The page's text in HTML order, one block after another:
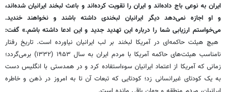
ایران به نوعی باج داده‌اند و ایران را تقویت کرده‌اند و باعث لبخند ایرانیان شده‌اند،
و او اجازه نمی‌دهد دیگر ایرانیان لبخندی داشته باشند و نخواهند خندید.
می‌خواستم ارزیابی شما را درباره این تهدید جدید و این ادعا داشته باشم.» گفت:
هیچ هیئت حاکمه‌ای در آمریکا لبخند بر لب ایرانیان نیاورده است. تاریخ رفتار
نامناسب هیئت‌های حاکمه آمریکا با مردم ایران به سال ۱۹۵۳ (۱۳۳۲) برمی‌گردد؛
زمانی که آمریکا از اعتماد ایرانیان سوءاستفاده کرد و در همدستی با انگلیس دست
به یک کودتای غیرانسانی زد؛ کودتایی که تبعات آن تا به امروز در ذهن و خاطره